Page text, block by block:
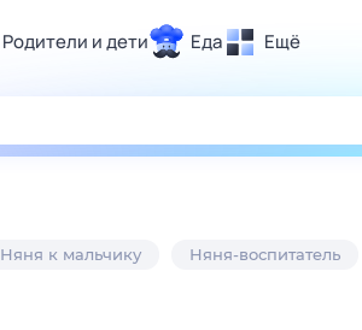
Родители и дети Еда Ещё
Развлечения и отдых
Карьера
Няня к мальчику Няня-воспитатель